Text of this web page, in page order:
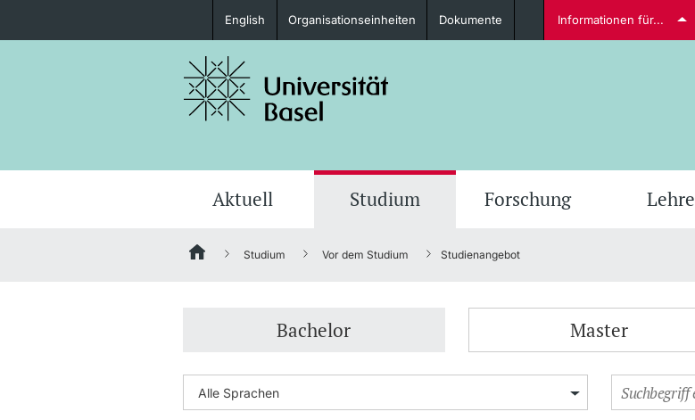
Studieninteressierte
Fördernde & Alumni
weitere Informationen weitere Informationen
English Organisationseinheiten Dokumente Informationen für...
Aktuell Studium Forschung Lehre
Studium Vor dem Studium Studienangebot
Bachelor Master